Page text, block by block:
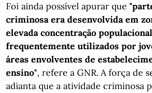
Foi ainda possível apurar que
criminosa era desenvolvida em
elevada concentração
frequentemente utilizados por
áreas envolventes de
ensino", refere a GNR. A força de
adianta que a atividade criminosa